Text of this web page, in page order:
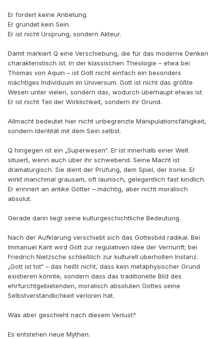
Er fordert keine Anbetung.
Er gründet kein Sein.
Er ist nicht Ursprung, sondern Akteur.
Damit markiert Q eine Verschiebung, die für das moderne Denken
charakteristisch ist. In der klassischen Theologie – etwa bei
Thomas von Aquin – ist Gott nicht einfach ein besonders
mächtiges Individuum im Universum. Gott ist nicht das größte
Wesen unter vielen, sondern das, wodurch überhaupt etwas ist.
Er ist nicht Teil der Wirklichkeit, sondern ihr Grund.
Allmacht bedeutet hier nicht unbegrenzte Manipulationsfähigkeit,
sondern Identität mit dem Sein selbst.
Q hingegen ist ein „Superwesen“. Er ist innerhalb einer Welt
situiert, wenn auch über ihr schwebend. Seine Macht ist
dramaturgisch. Sie dient der Prüfung, dem Spiel, der Ironie. Er
wirkt manchmal grausam, oft launisch, gelegentlich fast kindlich.
Er erinnert an antike Götter – mächtig, aber nicht moralisch
absolut.
Gerade darin liegt seine kulturgeschichtliche Bedeutung.
Nach der Aufklärung verschiebt sich das Gottesbild radikal. Bei
Immanuel Kant wird Gott zur regulativen Idee der Vernunft; bei
Friedrich Nietzsche schließlich zur kulturell überholten Instanz.
„Gott ist tot“ – das heißt nicht, dass kein metaphysischer Grund
existieren könnte, sondern dass das traditionelle Bild des
ehrfurchtgebietenden, moralisch absoluten Gottes seine
Selbstverständlichkeit verloren hat.
Was aber geschieht nach diesem Verlust?
Es entstehen neue Mythen.